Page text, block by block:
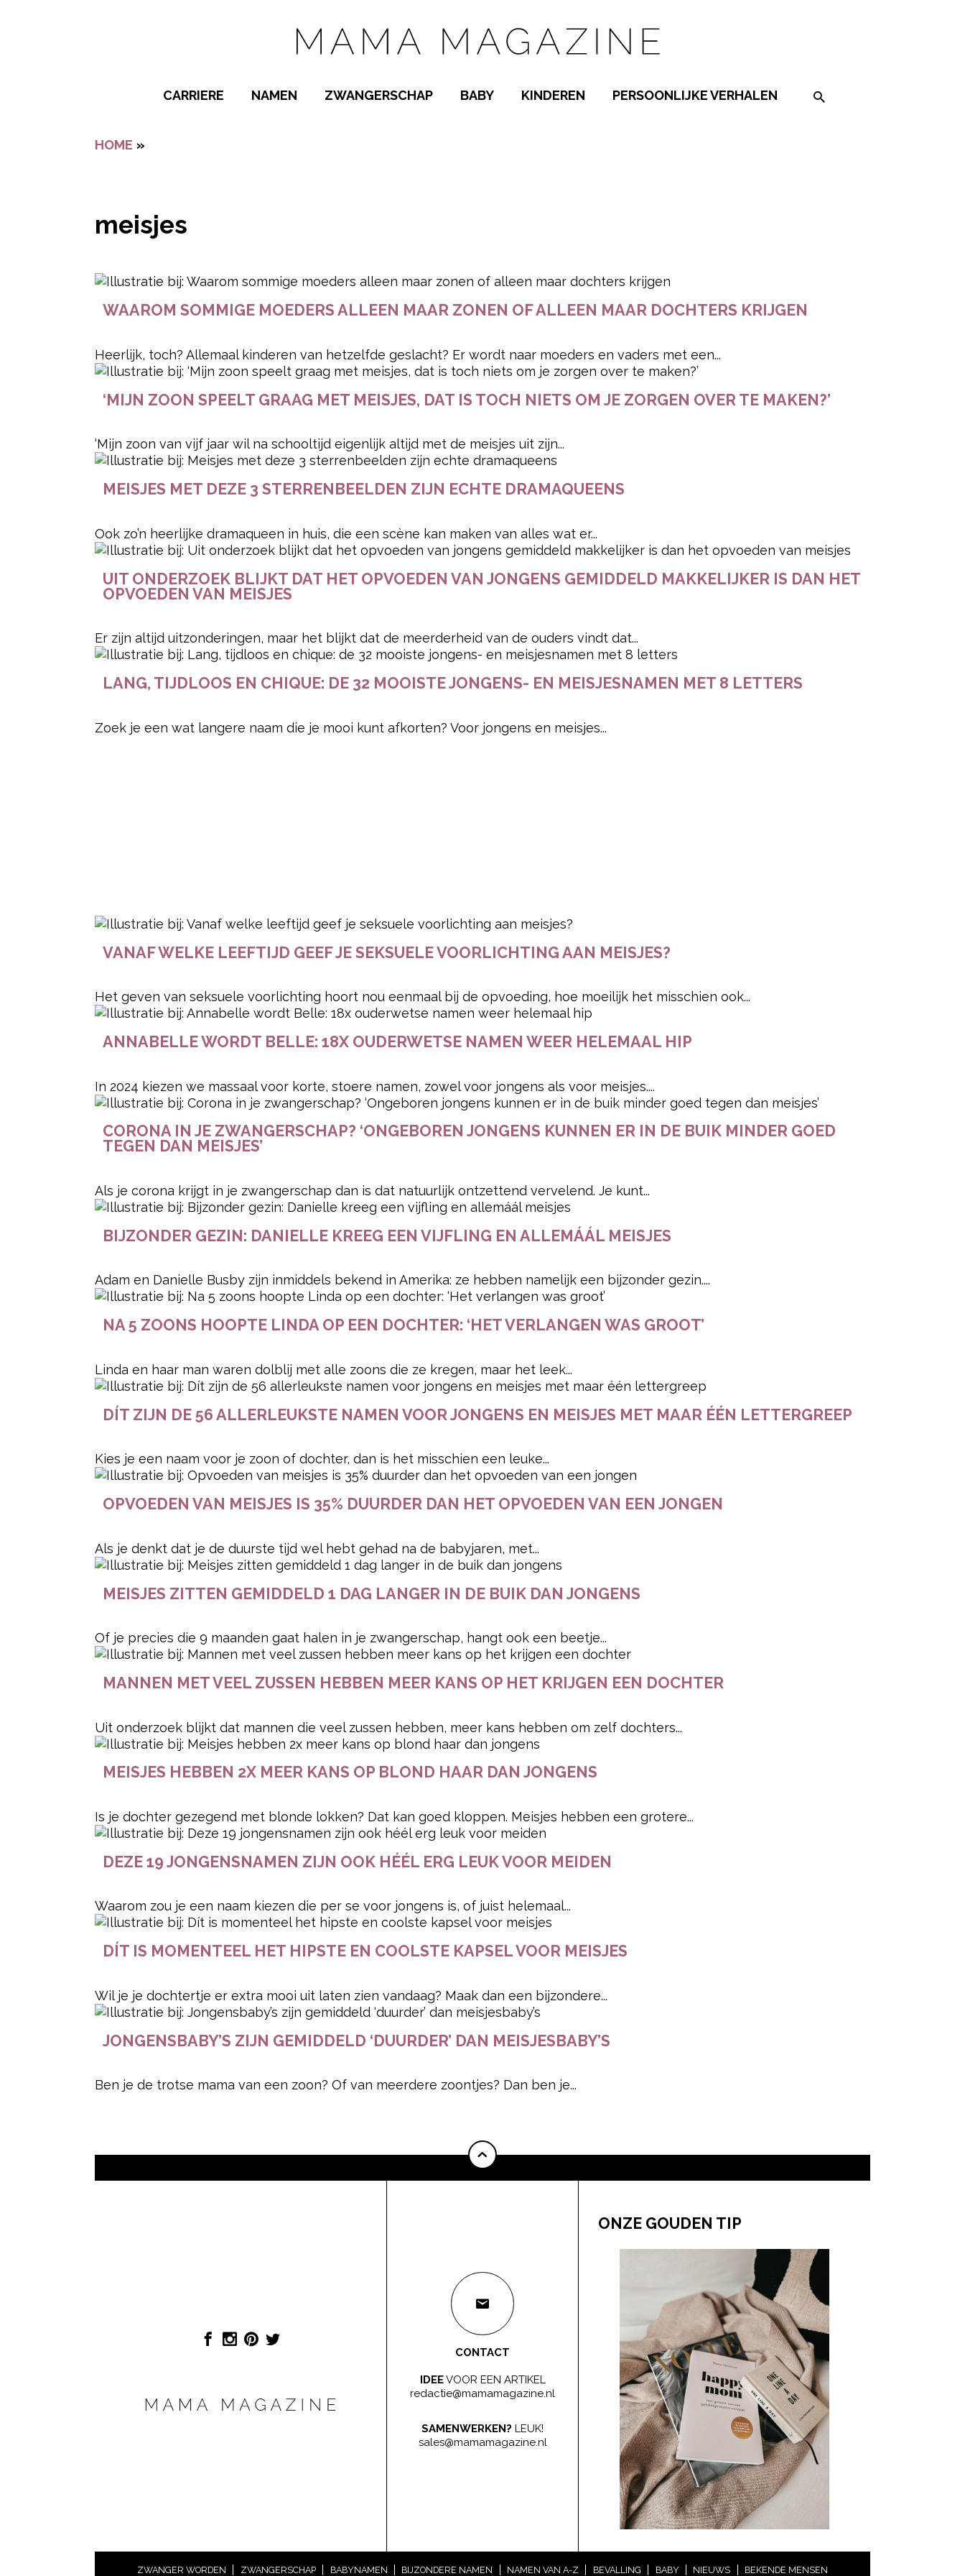
CARRIERE NAMEN ZWANGERSCHAP BABY KINDEREN PERSOONLIJKE VERHALEN Search on the website
HOME »
meisjes
WAAROM SOMMIGE MOEDERS ALLEEN MAAR ZONEN OF ALLEEN MAAR DOCHTERS KRIJGEN
Heerlijk, toch? Allemaal kinderen van hetzelfde geslacht? Er wordt naar moeders en vaders met een...
‘MIJN ZOON SPEELT GRAAG MET MEISJES, DAT IS TOCH NIETS OM JE ZORGEN OVER TE MAKEN?’
‘Mijn zoon van vijf jaar wil na schooltijd eigenlijk altijd met de meisjes uit zijn...
MEISJES MET DEZE 3 STERRENBEELDEN ZIJN ECHTE DRAMAQUEENS
Ook zo’n heerlijke dramaqueen in huis, die een scène kan maken van alles wat er...
UIT ONDERZOEK BLIJKT DAT HET OPVOEDEN VAN JONGENS GEMIDDELD MAKKELIJKER IS DAN HET
OPVOEDEN VAN MEISJES
Er zijn altijd uitzonderingen, maar het blijkt dat de meerderheid van de ouders vindt dat...
LANG, TIJDLOOS EN CHIQUE: DE 32 MOOISTE JONGENS- EN MEISJESNAMEN MET 8 LETTERS
Zoek je een wat langere naam die je mooi kunt afkorten? Voor jongens en meisjes...
VANAF WELKE LEEFTIJD GEEF JE SEKSUELE VOORLICHTING AAN MEISJES?
Het geven van seksuele voorlichting hoort nou eenmaal bij de opvoeding, hoe moeilijk het misschien ook...
ANNABELLE WORDT BELLE: 18X OUDERWETSE NAMEN WEER HELEMAAL HIP
In 2024 kiezen we massaal voor korte, stoere namen, zowel voor jongens als voor meisjes....
CORONA IN JE ZWANGERSCHAP? ‘ONGEBOREN JONGENS KUNNEN ER IN DE BUIK MINDER GOED
TEGEN DAN MEISJES’
Als je corona krijgt in je zwangerschap dan is dat natuurlijk ontzettend vervelend. Je kunt...
BIJZONDER GEZIN: DANIELLE KREEG EEN VIJFLING EN ALLEMÁÁL MEISJES
Adam en Danielle Busby zijn inmiddels bekend in Amerika: ze hebben namelijk een bijzonder gezin....
NA 5 ZOONS HOOPTE LINDA OP EEN DOCHTER: ‘HET VERLANGEN WAS GROOT’
Linda en haar man waren dolblij met alle zoons die ze kregen, maar het leek...
DÍT ZIJN DE 56 ALLERLEUKSTE NAMEN VOOR JONGENS EN MEISJES MET MAAR ÉÉN LETTERGREEP
Kies je een naam voor je zoon of dochter, dan is het misschien een leuke...
OPVOEDEN VAN MEISJES IS 35% DUURDER DAN HET OPVOEDEN VAN EEN JONGEN
Als je denkt dat je de duurste tijd wel hebt gehad na de babyjaren, met...
MEISJES ZITTEN GEMIDDELD 1 DAG LANGER IN DE BUIK DAN JONGENS
Of je precies die 9 maanden gaat halen in je zwangerschap, hangt ook een beetje...
MANNEN MET VEEL ZUSSEN HEBBEN MEER KANS OP HET KRIJGEN EEN DOCHTER
Uit onderzoek blijkt dat mannen die veel zussen hebben, meer kans hebben om zelf dochters...
MEISJES HEBBEN 2X MEER KANS OP BLOND HAAR DAN JONGENS
Is je dochter gezegend met blonde lokken? Dat kan goed kloppen. Meisjes hebben een grotere...
DEZE 19 JONGENSNAMEN ZIJN OOK HÉÉL ERG LEUK VOOR MEIDEN
Waarom zou je een naam kiezen die per se voor jongens is, of juist helemaal...
DÍT IS MOMENTEEL HET HIPSTE EN COOLSTE KAPSEL VOOR MEISJES
Wil je je dochtertje er extra mooi uit laten zien vandaag? Maak dan een bijzondere...
JONGENSBABY’S ZIJN GEMIDDELD ‘DUURDER’ DAN MEISJESBABY’S
Ben je de trotse mama van een zoon? Of van meerdere zoontjes? Dan ben je...
CONTACT
IDEEVOOR EEN ARTIKEL
redactie@mamamagazine.nl
SAMENWERKEN? LEUK!
sales@mamamagazine.nl
ONZE GOUDEN TIP
ZWANGER WORDEN ZWANGERSCHAP BABYNAMEN BIJZONDERE NAMEN NAMEN VAN A-Z BEVALLING BABY NIEUWS BEKENDE MENSEN